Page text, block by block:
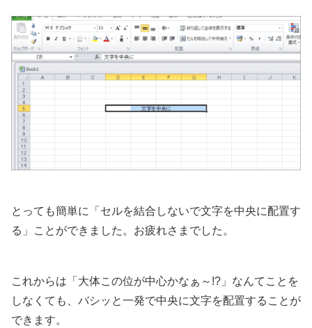
とっても簡単に「セルを結合しないで文字を中央に配置す
る」ことができました。お疲れさまでした。
これからは「大体この位が中心かなぁ～!?」なんてことを
しなくても、バシッと一発で中央に文字を配置することが
できます。